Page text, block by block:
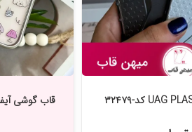
قاب گوشی